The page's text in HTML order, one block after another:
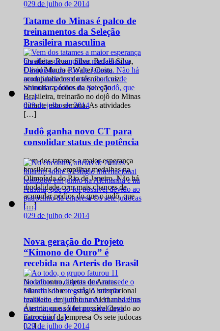
029 de julho de 2014
Tatame do Minas é palco de
treinamentos da Seleção
Brasileira masculina
Os atletas Ruan Silva, Rafael Silva,
David Moura e Walter Costa
acompanhados do técnico Luiz
Shinohara, todos da Seleção
Brasileira, treinarão no dojô do Minas
durante esta semana. As atividades
[…]
029 de julho de 2014
Judô ganha novo CT para
consolidar status de potência
Vem dos tatames a maior esperança
brasileira de empilhar medalhas na
Olimpíada do Rio de Janeiro. Não há
modalidade com mais chances de
acumular pódios do que o judô, que
[…]
029 de julho de 2014
Nova geração do Projeto
“Kimono de Ouro” é
recebida na Arteris do Brasil
No encontro, atletas de Araras
falaram sobre o estágio internacional
realizado em junho na Alemanha e na
Áustria, que só foi possível devido ao
patrocínio da empresa Os sete judocas
[…]
029 de julho de 2014